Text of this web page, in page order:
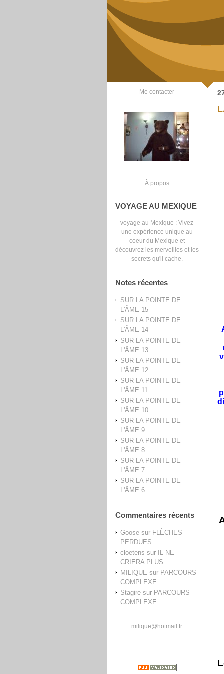
Me contacter
À propos
VOYAGE AU MEXIQUE
voyage au Mexique : Vivez
une expérience unique au
coeur du Mexique et
découvrez les merveilles et les
secrets qu'il cache.
Notes récentes
SUR LA POINTE DE
L'ÂME 15
SUR LA POINTE DE
L'ÂME 14
SUR LA POINTE DE
L'ÂME 13
SUR LA POINTE DE
L'ÂME 12
SUR LA POINTE DE
L'ÂME 11
SUR LA POINTE DE
L'ÂME 10
SUR LA POINTE DE
L'ÂME 9
SUR LA POINTE DE
L'ÂME 8
SUR LA POINTE DE
L'ÂME 7
SUR LA POINTE DE
L'ÂME 6
Commentaires récents
Goosesur FLÈCHES
PERDUES
cloetens sur
IL NE
CRIERA PLUS
MILIQUE sur PARCOURS
COMPLEXE
Stagiresur PARCOURS
COMPLEXE
milique@hotmail.fr